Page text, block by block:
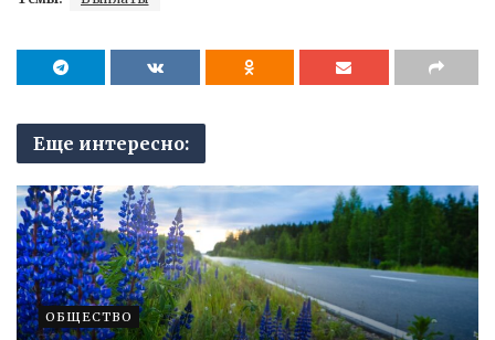
Еще интересно:
ОБЩЕСТВО